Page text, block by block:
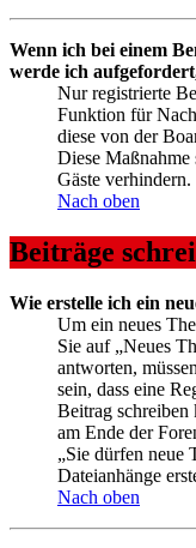
Wenn ich bei einem
werde ich
Nur registrierte
Funktion für
diese von der
Diese Maßnahme
Gäste verhindern.
Nach oben
Beiträge
Wie erstelle ich ein
Um ein neues
Sie auf „Neues
antworten,
sein, dass eine
Beitrag
am Ende der
„Sie dürfen neue
Dateianhänge
Nach oben